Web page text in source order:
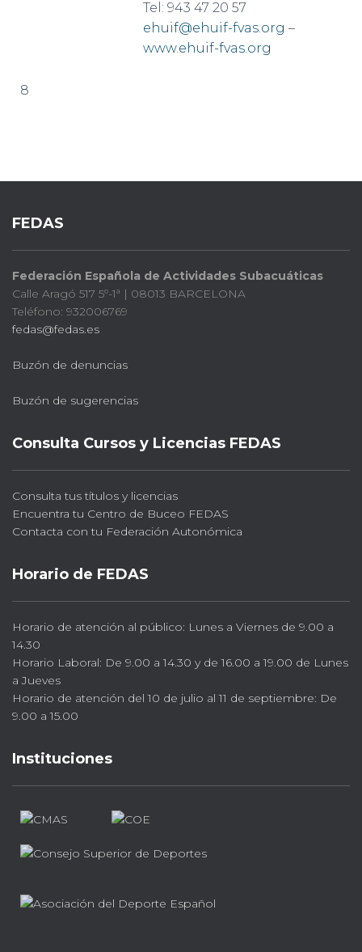
Tel: 943 47 20 57
ehuif@ehuif-fvas.org –
www.ehuif-fvas.org
8
FEDAS
Federación Española de Actividades Subacuáticas
Calle Aragó 517 5º-1ª | 08013 BARCELONA
Teléfono: 932006769
fedas@fedas.es
Buzón de denuncias
Buzón de sugerencias
Consulta Cursos y Licencias FEDAS
Consulta tus títulos y licencias
Encuentra tu Centro de Buceo FEDAS
Contacta con tu Federación Autonómica
Horario de FEDAS
Horario de atención al público: Lunes a Viernes de 9.00 a
14.30
Horario Laboral: De 9.00 a 14.30 y de 16.00 a 19.00 de Lunes
a Jueves
Horario de atención del 10 de julio al 11 de septiembre: De
9.00 a 15.00
Instituciones